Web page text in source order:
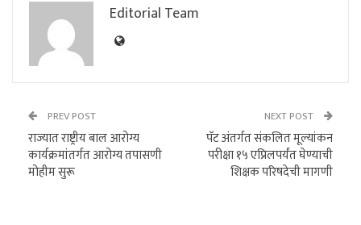
Editorial Team
PREV POST
राज्यात राष्ट्रीय बाल आरोग्य
कार्यक्रमांतर्गत आरोग्य तपासणी
मोहीम सुरू
NEXT POST
पॅट अंतर्गत संकलित मूल्यांकन
परीक्षा १५ एप्रिलपर्यंत घेण्याची
शिक्षक परिषदेची मागणी